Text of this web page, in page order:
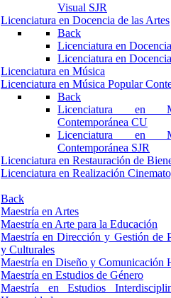
Visual SJR
Licenciatura en Docencia de las Artes
Back
Licenciatura en
Licenciatura en
Licenciatura en Música
Licenciatura en Música Popular
Back
Licenciatura en
Contemporánea CU
Licenciatura en
Contemporánea SJR
Licenciatura en Restauración de
Licenciatura en Realización
Back
Maestría en Artes
Maestría en Arte para la Educación
Maestría en Dirección y Gestión de
y Culturales
Maestría en Diseño y Comunicación
Maestría en Estudios de Género
Maestría en Estudios